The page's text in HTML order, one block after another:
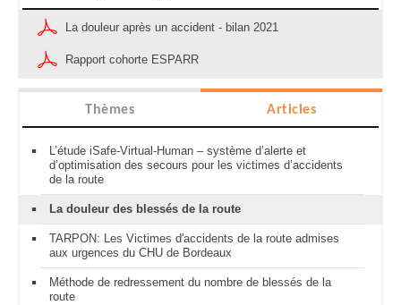
La douleur après un accident - bilan 2021
Rapport cohorte ESPARR
Thèmes Articles
L’étude iSafe-Virtual-Human – système d’alerte et
d’optimisation des secours pour les victimes d’accidents
de la route
La douleur des blessés de la route
TARPON: Les Victimes d'accidents de la route admises
aux urgences du CHU de Bordeaux
Méthode de redressement du nombre de blessés de la
route